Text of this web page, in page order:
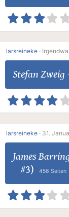
larsreineke ·
Stefan Zweig
larsreineke · 31.
James
#3)
456 Seiten